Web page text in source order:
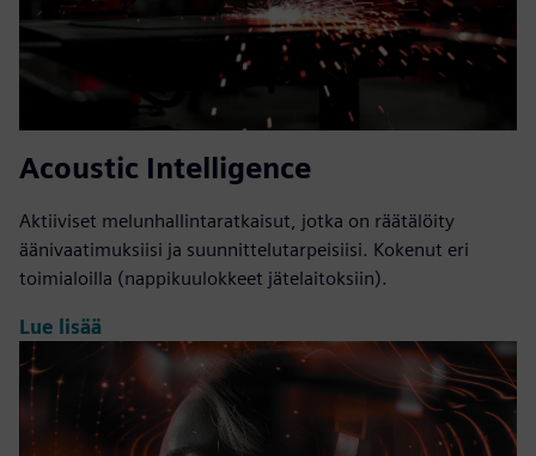
Acoustic Intelligence
Aktiiviset melunhallintaratkaisut, jotka on räätälöity
äänivaatimuksiisi ja suunnittelutarpeisiisi. Kokenut eri
toimialoilla (nappikuulokkeet jätelaitoksiin).
Lue lisää